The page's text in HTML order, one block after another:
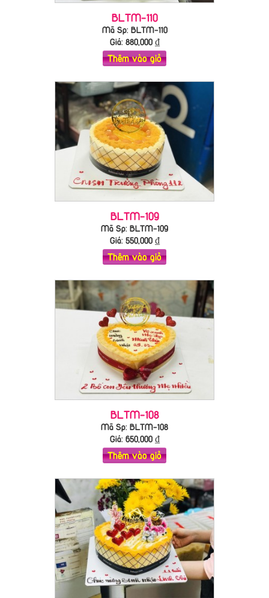
BLTM-110
Mã Sp: BLTM-110
Giá: 880,000₫
Thêm vào giỏ
BLTM-109
Mã Sp: BLTM-109
Giá: 550,000₫
Thêm vào giỏ
BLTM-108
Mã Sp: BLTM-108
Giá: 650,000₫
Thêm vào giỏ